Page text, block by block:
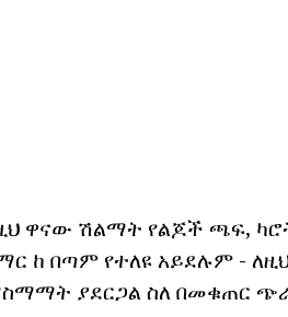
ዋናው ሽልማት የልጆች ጫፍ,
ከ በጣም የተለዩ አይደሉም -
ያደርጋል ስለ በመቁጠር